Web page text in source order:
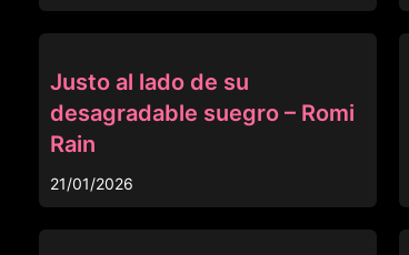
Justo al lado de su
desagradable suegro – Romi
Rain
21/01/2026